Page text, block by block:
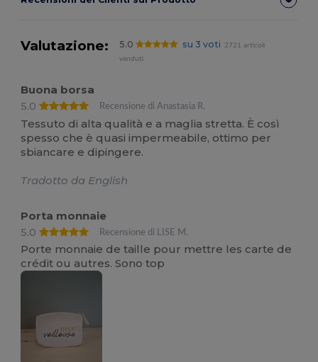
Valutazione: 5.0 su 3 voti
2721 articoli
venduti
Buona borsa
5.0
Recensione di Anastasia R.
Tessuto di alta qualità e a maglia stretta. È così
spesso che è quasi impermeabile, ottimo per
sbiancare e dipingere.
Tradotto da English
Porta monnaie
5.0
Recensione di LISE M.
Porte monnaie de taille pour mettre les carte de
crédit ou autres. Sono top